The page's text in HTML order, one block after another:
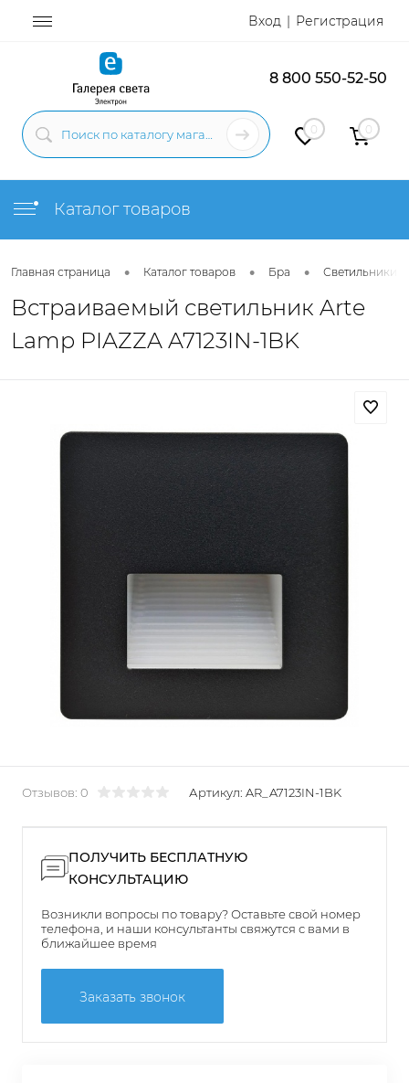
Вход Регистрация
8 800 550-52-50
0 0
Каталог товаров
Главная страница • Каталог товаров • Бра • Светильники
Встраиваемый светильник Arte
Lamp PIAZZA A7123IN-1BK
Отзывов: 0 Артикул: AR_A7123IN-1BK
ПОЛУЧИТЬ БЕСПЛАТНУЮ
КОНСУЛЬТАЦИЮ
Возникли вопросы по товару? Оставьте свой номер
телефона, и наши консультанты свяжутся с вами в
ближайшее время
Заказать звонок